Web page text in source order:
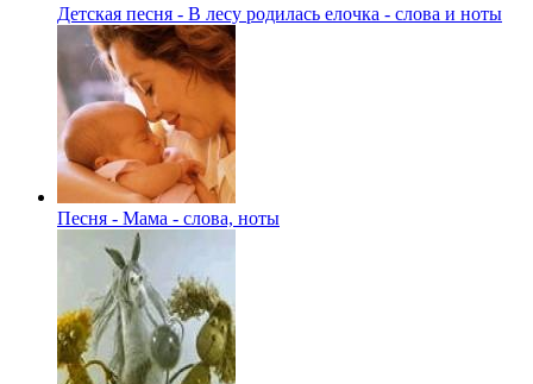
Детская песня - В лесу родилась елочка - слова и ноты
Песня - Мама - слова, ноты